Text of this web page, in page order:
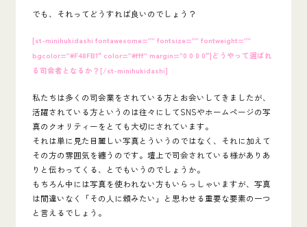
でも、それってどうすれば良いのでしょう？
[st-minihukidashi fontawesome=”” fontsize=”” fontweight=””
bgcolor=”#F48FB1″ color=”#fff” margin=”0 0 0 0″]どうやって選ばれ
る司会者となるか？[/st-minihukidashi]
私たちは多くの司会業をされている方とお会いしてきましたが、
活躍されている方というのは往々にしてSNSやホームページの写
真のクオリティーをとても大切にされています。
それは単に見た目麗しい写真とういうのではなく、それに加えて
その方の雰囲気を纏うのです。壇上で司会されている様がありあ
りと伝わってくる、とでもいうのでしょうか。
もちろん中には写真を使われない方もいらっしゃいますが、写真
は間違いなく「その人に頼みたい」と思わせる重要な要素の一つ
と言えるでしょう。